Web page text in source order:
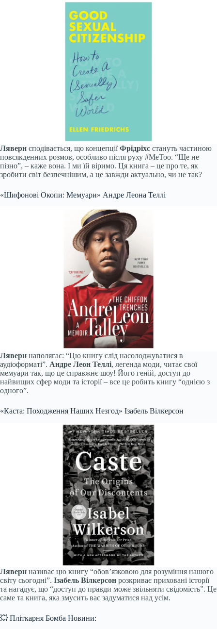
Ляверн сподівається, що концепціїФрідріхс стануть частиною
повсякденних розмов, особливо після руху #MeToo. “Ще не
пізно”, – каже вона. І ми їй віримо. Ця книга – це про те, як
зробити світ безпечнішим, а це завжди актуально, чи не так?
«Шифонові Окопи: Мемуари» Андре Леона Теллі
Ляверн наполягає: “Цю книгу слід насолоджуватися в
аудіоформаті”. Андре Леон Теллі, легенда моди, читає свої
мемуари так, що це справжнє шоу! Його геній, доступ до
найвищих сфер моди та історії – все це робить книгу “однією з
одного”.
«Каста: Походження Наших Незгод» Ізабель Вілкерсон
Ляверн називає цю книгу “обов’язковою для розуміння нашого
світу сьогодні”. Ізабель Вілкерсон розкриває приховані історії
та нагадує, що “доступ до правди може звільняти свідомість”. Це
саме та книга, яка змусить вас задуматися над усім.
💥 Пліткарня Бомба Новини: